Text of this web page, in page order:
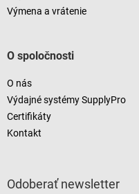
Výmena a vrátenie
O spoločnosti
O nás
Výdajné systémy SupplyPro
Certifikáty
Kontakt
Odoberať newsletter